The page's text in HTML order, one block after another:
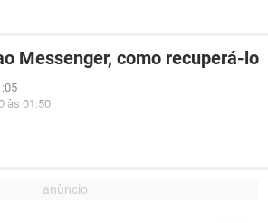
Messenger, como recuperá-lo
às 01:50